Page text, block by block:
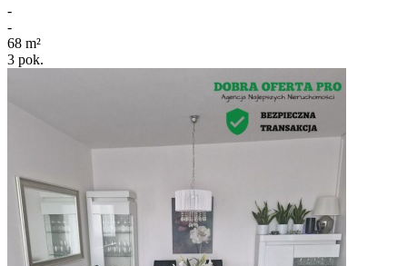
-
-
68 m²
3 pok.